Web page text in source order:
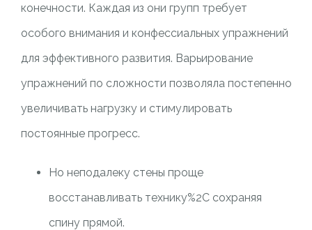
конечности. Каждая из они групп требует
особого внимания и конфессиальных упражнений
для эффективного развития. Варьирование
упражнений по сложности позволяла постепенно
увеличивать нагрузку и стимулировать
постоянные прогресс.
Но неподалеку стены проще
восстанавливать технику%2C сохраняя
спину прямой.